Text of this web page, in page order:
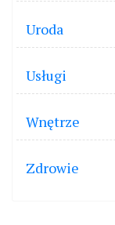
Uroda
Usługi
Wnętrze
Zdrowie